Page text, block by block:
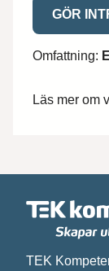
GÖR
Omfattning:
Läs mer om
TEK
önskemål,
Förnamn*